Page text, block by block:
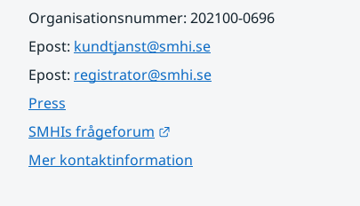
Organisationsnummer: 202100-0696
Epost: kundtjanst@smhi.se
Epost: registrator@smhi.se
Press
SMHIs frågeforum
Mer kontaktinformation